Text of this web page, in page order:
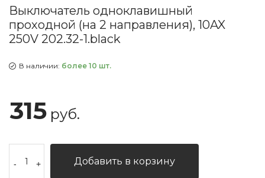
Выключатель одноклавишный
проходной (на 2 направления), 10AX
250V 202.32-1.black
В наличии: более 10 шт.
315 руб.
- + Добавить в корзину